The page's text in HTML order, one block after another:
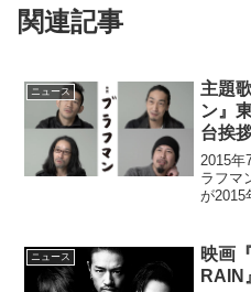
関連記事
ニュース
主題
ン』
台挨
2015年
ラフマ
が2015
ンタリ
ニュース
映画
RAIN